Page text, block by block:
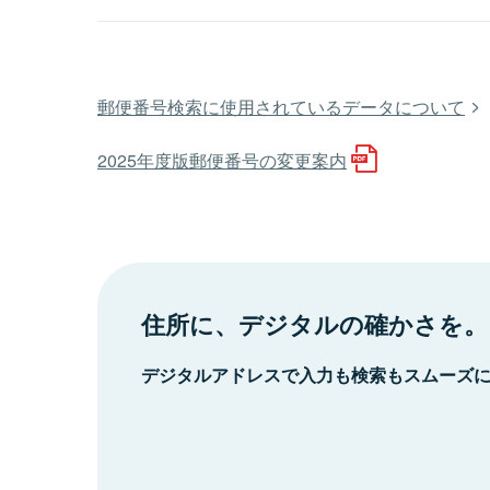
郵便番号検索に使用されているデータについて
2025年度版郵便番号の変更案内
住所に、デジタルの確かさを。
デジタルアドレスで入力も検索もスムーズ